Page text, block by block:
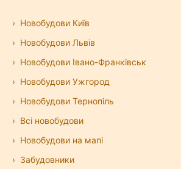
Новобудови Київ
Новобудови Львів
Новобудови Івано-Франківськ
Новобудови Ужгород
Новобудови Тернопіль
Всі новобудови
Новобудови на мапі
Забудовники